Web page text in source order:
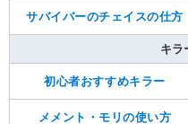
サバイバーのチェイスの仕方
キラ
初心者おすすめキラー
メメント・モリの使い方